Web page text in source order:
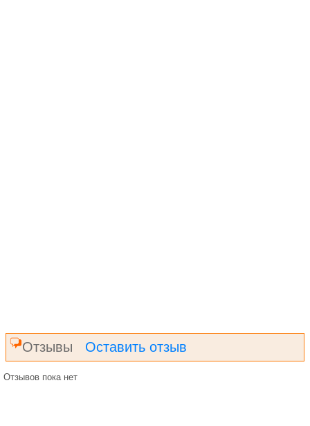
Отзывы Оставить отзыв
Отзывов пока нет